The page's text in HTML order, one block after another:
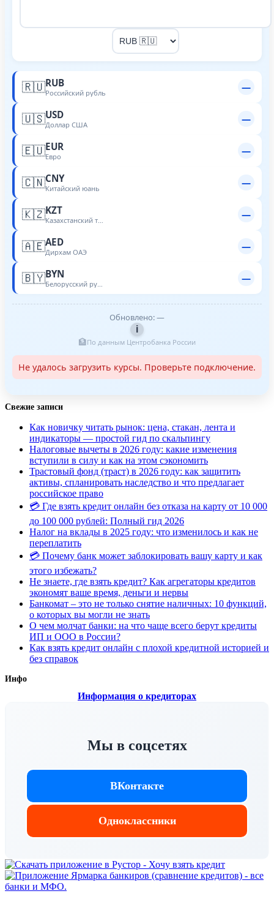
🇷🇺RUB
Российский рубль —
🇺🇸USD
Доллар США —
🇪🇺EUR
Евро —
🇨🇳CNY
Китайский юань —
🇰🇿KZT —
🇦🇪AED
Дирхам ОАЭ —
🇧🇾BYN —
Обновлено: —
i
🏦По данным Центробанка России
Не удалось загрузить курсы. Проверьте подключение.
Свежие записи
Как новичку читать рынок: цена, стакан, лента и
индикаторы — простой гид по скальпингу
Налоговые вычеты в 2026 году: какие изменения
вступили в силу и как на этом сэкономить
Трастовый фонд (траст) в 2026 году: как защитить
активы, спланировать наследство и что предлагает
российское право
💳 Где взять кредит онлайн без отказа на карту от 10 000
до 100 000 рублей: Полный гид 2026
Налог на вклады в 2025 году: что изменилось и как не
переплатить
💳 Почему банк может заблокировать вашу карту и как
этого избежать?
Не знаете, где взять кредит? Как агрегаторы кредитов
экономят ваше время, деньги и нервы
Банкомат – это не только снятие наличных: 10 функций,
о которых вы могли не знать
О чем молчат банки: на что чаще всего берут кредиты
ИП и ООО в России?
Как взять кредит онлайн с плохой кредитной историей и
без справок
Инфо
Информация о кредиторах
Мы в соцсетях
ВКонтакте
Одноклассники